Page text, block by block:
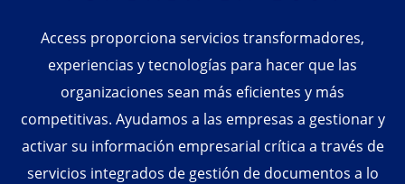
Access proporciona servicios transformadores,
experiencias y tecnologías para hacer que las
organizaciones sean más eficientes y más
competitivas. Ayudamos a las empresas a gestionar y
activar su información empresarial crítica a través de
servicios integrados de gestión de documentos a lo